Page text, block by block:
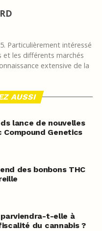
Particulièrement intéressé
et les différents marchés
extensive de la
AUSSI
lance de nouvelles
Compound Genetics
des bonbons THC
t-elle à
du cannabis ?